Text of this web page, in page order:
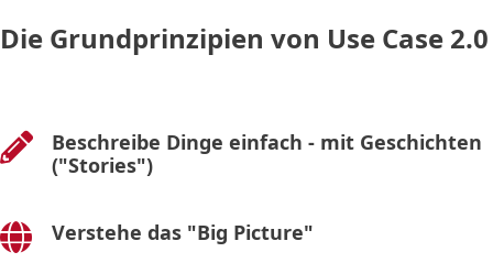
Die Grundprinzipien von Use Case 2.0

Beschreibe Dinge einfach - mit Geschichten
("Stories")
 Verstehe das "Big Picture"